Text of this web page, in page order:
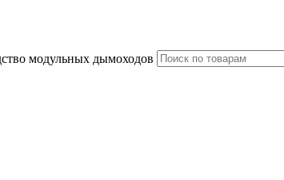
модульных дымоходов